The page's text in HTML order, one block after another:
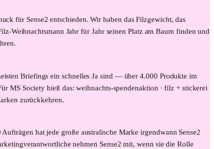
für Sense2 entschieden. Wir haben das Filzgewicht, das
Weihnachtsmann Jahr für Jahr seinen Platz am Baum finden und
Briefings ein schnelles Ja sind — über 4.000 Produkte im
MS Society hieß das: weihnachts-spendenaktion · filz + stickerei
zurückkehren.
hat jede große australische Marke irgendwann Sense2
nehmen Sense2 mit, wenn sie die Rolle